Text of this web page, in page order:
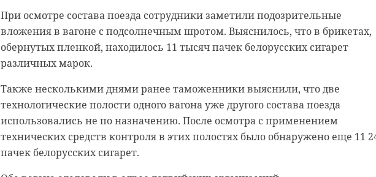
При осмотре состава поезда сотрудники заметили подозрительные
вложения в вагоне с подсолнечным шротом. Выяснилось, что в брикетах,
обернутых пленкой, находилось 11 тысяч пачек белорусских сигарет
различных марок.
Также несколькими днями ранее таможенники выяснили, что две
технологические полости одного вагона уже другого состава поезда
использовались не по назначению. После осмотра с применением
технических средств контроля в этих полостях было обнаружено еще 11
пачек белорусских сигарет.